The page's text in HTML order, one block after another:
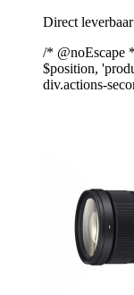
Direct leverbaar
/* @noEscape
$position,
div.actions-